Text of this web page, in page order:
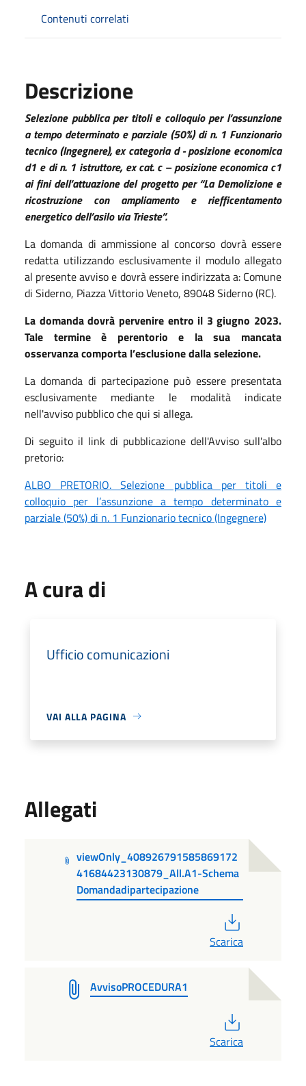
Contenuti correlati
Descrizione
Selezione pubblica per titoli e colloquio per l’assunzione
a tempo determinato e parziale (50%) di n. 1 Funzionario
tecnico (Ingegnere), ex categoria d - posizione economica
d1 e di n. 1 istruttore, ex cat. c – posizione economica c1
ai fini dell’attuazione del progetto per “La Demolizione e
ricostruzione con ampliamento e riefficentamento
energetico dell’asilo via Trieste”.
La domanda di ammissione al concorso dovrà essere
redatta utilizzando esclusivamente il modulo allegato
al presente avviso e dovrà essere indirizzata a: Comune
di Siderno, Piazza Vittorio Veneto, 89048 Siderno (RC).
La domanda dovrà pervenire entro il 3 giugno 2023.
Tale termine è perentorio e la sua mancata
osservanza comporta l’esclusione dalla selezione.
La domanda di partecipazione può essere presentata
esclusivamente mediante le modalità indicate
nell'avviso pubblico che qui si allega.
Di seguito il link di pubblicazione dell'Avviso sull'albo
pretorio:
ALBO PRETORIO. Selezione pubblica per titoli e
colloquio per l’assunzione a tempo determinato e
parziale (50%) di n. 1 Funzionario tecnico (Ingegnere)
A cura di
Ufficio comunicazioni
VAI ALLA PAGINA
Allegati
viewOnly_408926791585869172
41684423130879_All.A1-Schema
Domandadipartecipazione
Scarica
AvvisoPROCEDURA1
Scarica